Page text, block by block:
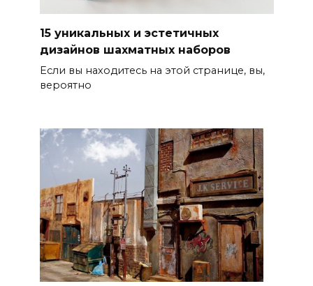
15 уникальных и эстетичных
дизайнов шахматных наборов
Если вы находитесь на этой странице, вы,
вероятно